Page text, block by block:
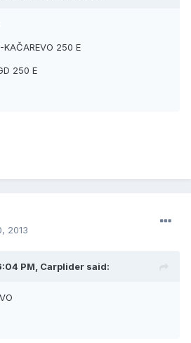
KAČAREVO 250 E
250 E
2013
PM, Carplider said: